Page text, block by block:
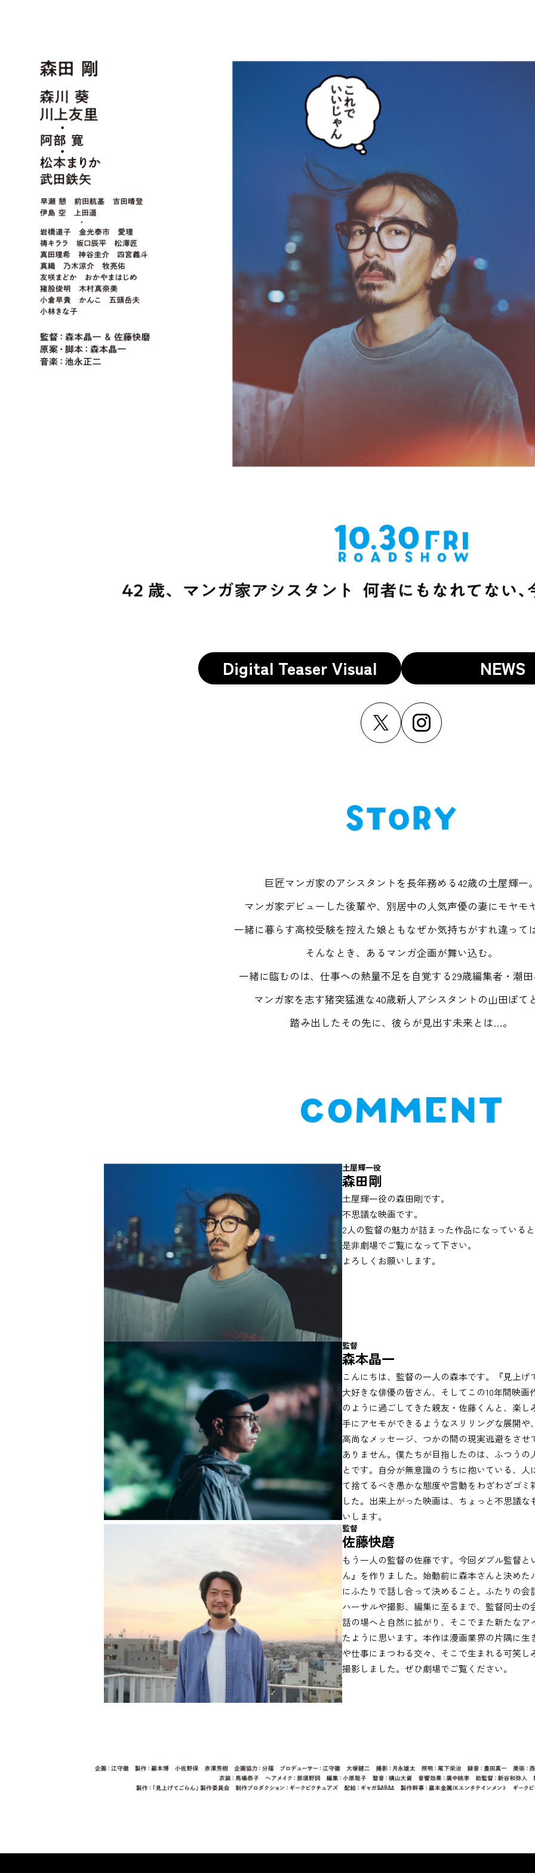
Digital Teaser Visual NEWS
巨匠マンガ家のアシスタントを長年務める42歳の土屋輝一。
マンガ家デビューした後輩や、 別居中の人気声優の妻にモヤモ
一緒に暮らす高校受験を控えた娘とも なぜか気持ちがすれ違って
そんなとき、あるマンガ企画が舞い込む。
一緒に臨むのは、仕事への熱量不足を自覚する29歳編集者・潮
マンガ家を志す猪突猛進な40歳新人アシスタントの山田ぽてと
踏み出したその先に、 彼らが見出す未来とは…。
土屋輝一役
森田剛
土屋輝一役の森田剛です。
不思議な映画です。
2人の監督の魅力が詰まった作品になっていると
是非劇場でご覧になって下さい。
よろしくお願いします。
監督
森本晶一
こんにちは、監督の一人の森本です。『見上げ
大好きな俳優の皆さん、そしてこの10年間映
のように過ごしてきた親友・佐藤くんと、楽
手にアセモができるようなスリリングな展開
高尚なメッセージ、つかの間の現実逃避をさ
ありません。僕たちが目指したのは、ふつう
とです。自分が無意識のうちに抱いている、
て捨てるべき愚かな態度や言動をわざわざゴ
した。出来上がった映画は、ちょっと不思議
いします。
監督
佐藤快磨
もう一人の監督の佐藤です。今回ダブル監督
ん』を作りました。始動前に森本さんと決め
にふたりで話し合って決めること。ふたりの
ハーサルや撮影、編集に至るまで、監督同士
話の場へと自然に拡がり、そこでまた新たな
たように思います。本作は漫画業界の片隅に
や仕事にまつわる交々、そこで生まれる可笑
撮影しました。ぜひ劇場でご覧ください。